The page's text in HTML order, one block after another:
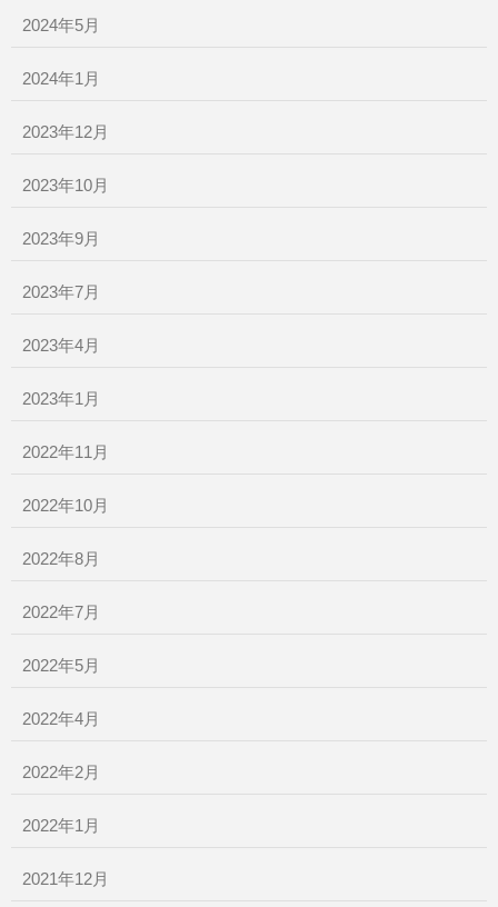
2024年5月
2024年1月
2023年12月
2023年10月
2023年9月
2023年7月
2023年4月
2023年1月
2022年11月
2022年10月
2022年8月
2022年7月
2022年5月
2022年4月
2022年2月
2022年1月
2021年12月